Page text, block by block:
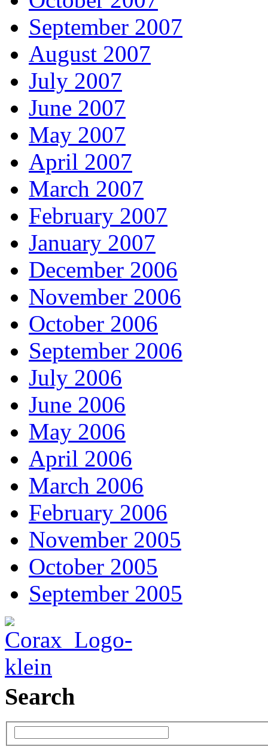
September 2007
August 2007
July 2007
June 2007
May 2007
April 2007
March 2007
February 2007
January 2007
December 2006
November 2006
October 2006
September 2006
July 2006
June 2006
May 2006
April 2006
March 2006
February 2006
November 2005
October 2005
September 2005
Search